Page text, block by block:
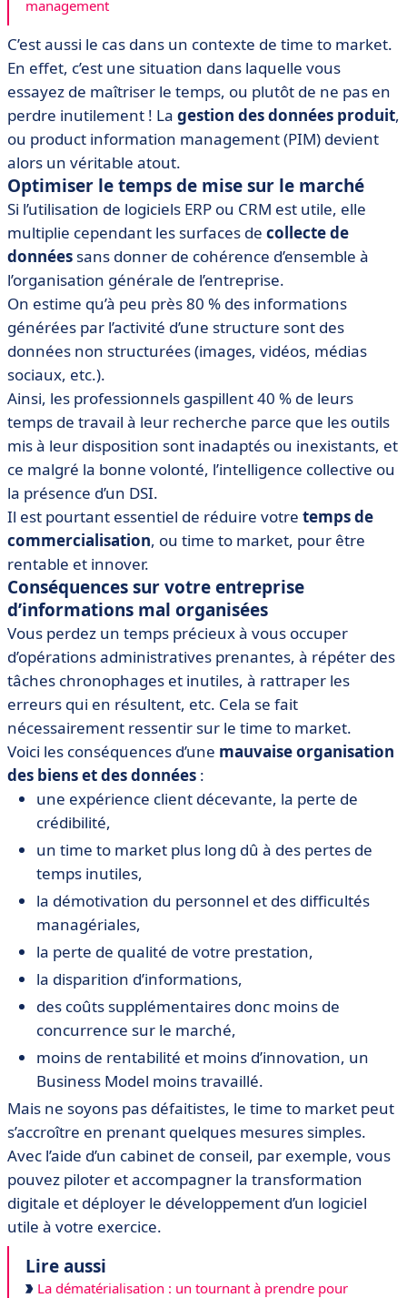
management
C’est aussi le cas dans un contexte de time to market.
En effet, c’est une situation dans laquelle vous
essayez de maîtriser le temps, ou plutôt de ne pas en
perdre inutilement ! La gestion des données produit,
ou product information management (PIM) devient
alors un véritable atout.
Optimiser le temps de mise sur le marché
Si l’utilisation de logiciels ERP ou CRM est utile, elle
multiplie cependant les surfaces de collecte de
données sans donner de cohérence d’ensemble à
l’organisation générale de l’entreprise.
On estime qu’à peu près 80 % des informations
générées par l’activité d’une structure sont des
données non structurées (images, vidéos, médias
sociaux, etc.).
Ainsi, les professionnels gaspillent 40 % de leurs
temps de travail à leur recherche parce que les outils
mis à leur disposition sont inadaptés ou inexistants, et
ce malgré la bonne volonté, l’intelligence collective ou
la présence d’un DSI.
Il est pourtant essentiel de réduire votre temps de
commercialisation, ou time to market, pour être
rentable et innover.
Conséquences sur votre entreprise
d’informations mal organisées
Vous perdez un temps précieux à vous occuper
d’opérations administratives prenantes, à répéter des
tâches chronophages et inutiles, à rattraper les
erreurs qui en résultent, etc. Cela se fait
nécessairement ressentir sur le time to market.
Voici les conséquences d’une mauvaise organisation
des biens et des données :
une expérience client décevante, la perte de
crédibilité,
un time to market plus long dû à des pertes de
temps inutiles,
la démotivation du personnel et des difficultés
managériales,
la perte de qualité de votre prestation,
la disparition d’informations,
des coûts supplémentaires donc moins de
concurrence sur le marché,
moins de rentabilité et moins d’innovation, un
Business Model moins travaillé.
Mais ne soyons pas défaitistes, le time to market peut
s’accroître en prenant quelques mesures simples.
Avec l’aide d’un cabinet de conseil, par exemple, vous
pouvez piloter et accompagner la transformation
digitale et déployer le développement d’un logiciel
utile à votre exercice.
Lire aussi
La dématérialisation : un tournant à prendre pour